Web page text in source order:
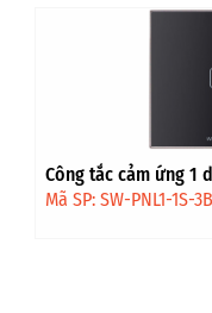
Công tắc cảm ứng 1
- Đen viền vàng
Mã SP: SW-PNL1-1S-